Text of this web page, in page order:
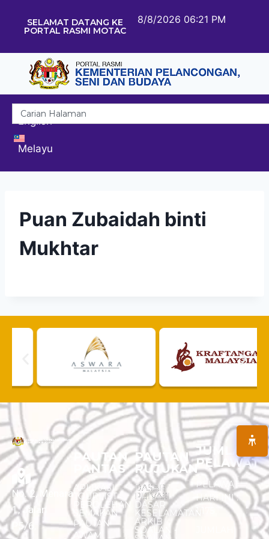
SELAMAT DATANG KE
PORTAL RASMI MOTAC
8/8/2026 06:21 PM
English
Melayu
Puan Zubaidah binti
Mukhtar
No. 2, Menara
1, Jalan
P5/6,
PAUTAN
PANTAS
APLIKASI
TOURLIST
PEROLEHAN
SEMAKAN
PAUTAN
AWAM
PAUTAN
RUJUKAN
DASAR
PRIVASI
DASAR
KESELAMATAN
ARKIB
SOALAN -
JUMLAH
PELAWAT
PELAWAT
HARI INI :